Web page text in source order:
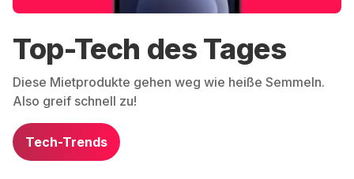
Top-Tech des Tages
Diese Mietprodukte gehen weg wie heiße Semmeln.
Also greif schnell zu!
Tech-Trends